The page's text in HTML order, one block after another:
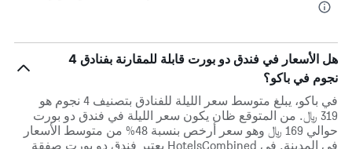
هل الأسعار في فندق دو بورت قابلة للمقارنة بفنادق 4
نجوم في باكو؟
في باكو، يبلغ متوسط ​​سعر الليلة للفنادق بتصنيف 4 نجوم هو
319 ﷼. من المتوقع ظان يكون سعر الليلة في فندق دو بورت
حوالي 169 ﷼ وهو سعر أرخص بنسبة 48% من متوسط الأسعار
في المدينة. في HotelsCombined يعتبر فندق دو بورت صفقة